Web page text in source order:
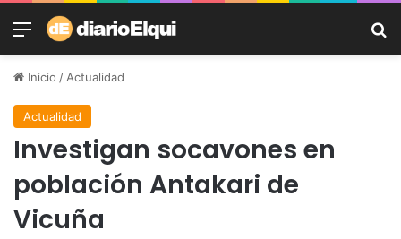
Menú
Inicio /Actualidad
Actualidad
Investigan socavones en
población Antakari de
Vicuña